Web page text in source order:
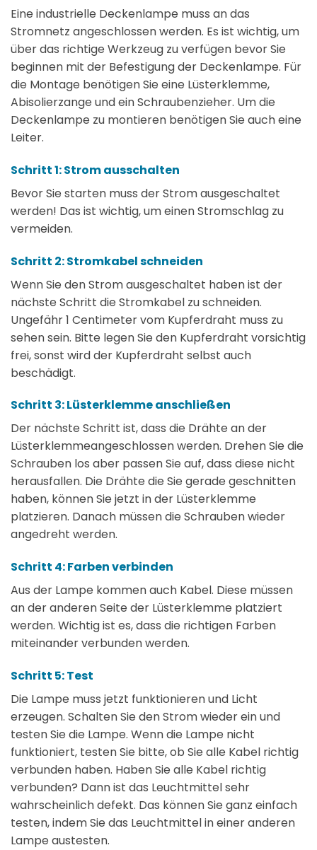
Eine industrielle Deckenlampe muss an das
Stromnetz angeschlossen werden. Es ist wichtig, um
über das richtige Werkzeug zu verfügen bevor Sie
beginnen mit der Befestigung der Deckenlampe. Für
die Montage benötigen Sie eine Lüsterklemme,
Abisolierzange und ein Schraubenzieher. Um die
Deckenlampe zu montieren benötigen Sie auch eine
Leiter.
Schritt 1: Strom ausschalten
Bevor Sie starten muss der Strom ausgeschaltet
werden! Das ist wichtig, um einen Stromschlag zu
vermeiden.
Schritt 2: Stromkabel schneiden
Wenn Sie den Strom ausgeschaltet haben ist der
nächste Schritt die Stromkabel zu schneiden.
Ungefähr 1 Centimeter vom Kupferdraht muss zu
sehen sein. Bitte legen Sie den Kupferdraht vorsichtig
frei, sonst wird der Kupferdraht selbst auch
beschädigt.
Schritt 3: Lüsterklemme anschließen
Der nächste Schritt ist, dass die Drähte an der
Lüsterklemmeangeschlossen werden. Drehen Sie die
Schrauben los aber passen Sie auf, dass diese nicht
herausfallen. Die Drähte die Sie gerade geschnitten
haben, können Sie jetzt in der Lüsterklemme
platzieren. Danach müssen die Schrauben wieder
angedreht werden.
Schritt 4: Farben verbinden
Aus der Lampe kommen auch Kabel. Diese müssen
an der anderen Seite der Lüsterklemme platziert
werden. Wichtig ist es, dass die richtigen Farben
miteinander verbunden werden.
Schritt 5: Test
Die Lampe muss jetzt funktionieren und Licht
erzeugen. Schalten Sie den Strom wieder ein und
testen Sie die Lampe. Wenn die Lampe nicht
funktioniert, testen Sie bitte, ob Sie alle Kabel richtig
verbunden haben. Haben Sie alle Kabel richtig
verbunden? Dann ist das Leuchtmittel sehr
wahrscheinlich defekt. Das können Sie ganz einfach
testen, indem Sie das Leuchtmittel in einer anderen
Lampe austesten.